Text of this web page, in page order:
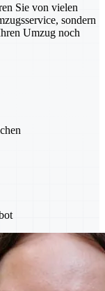
Sie von vielen
sondern
Umzug noch